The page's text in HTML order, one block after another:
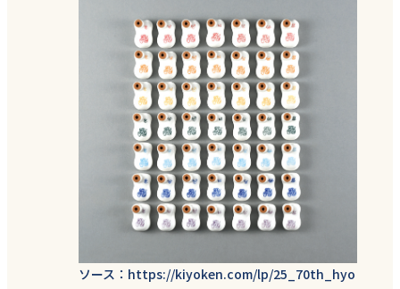
ソース：https://kiyoken.com/lp/25_70th_hyo